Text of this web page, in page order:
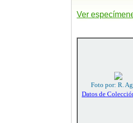
Ver
Foto por: R.
Datos de